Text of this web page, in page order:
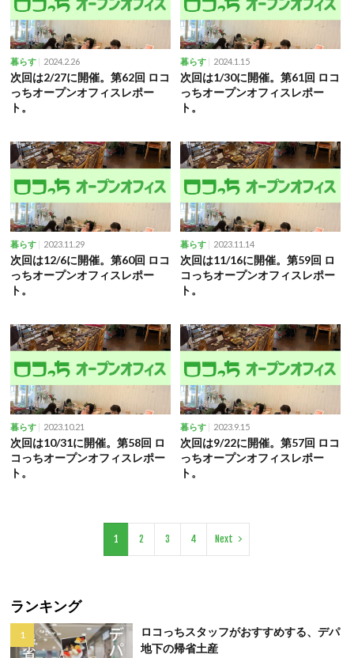
暮らす 2024.2.26
次回は2/27に開催。第62回 ロコ
っちオープンオフィスレポー
ト。
暮らす 2024.1.15
次回は1/30に開催。第61回 ロコ
っちオープンオフィスレポー
ト。
暮らす 2023.11.29
次回は12/6に開催。第60回 ロコ
っちオープンオフィスレポー
ト。
暮らす 2023.11.14
次回は11/16に開催。第59回 ロ
コっちオープンオフィスレポー
ト。
暮らす 2023.10.21
次回は10/31に開催。第58回 ロ
コっちオープンオフィスレポー
ト。
暮らす 2023.9.15
次回は9/22に開催。第57回 ロコ
っちオープンオフィスレポー
ト。
1 2 3 4 Next
ランキング
ロコっちスタッフがおすすめする、デパ
地下の帰省土産